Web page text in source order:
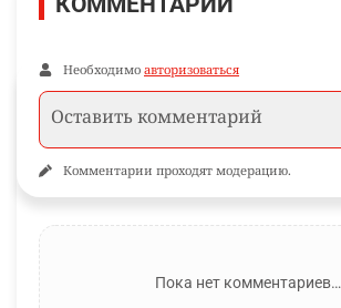
Необходимо авторизоваться
Комментарии проходят модерацию.
Пока нет комментариев…